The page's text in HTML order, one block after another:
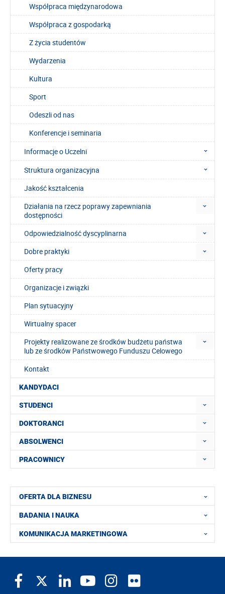
Współpraca międzynarodowa
Współpraca z gospodarką
Z życia studentów
Wydarzenia
Kultura
Sport
Odeszli od nas
Konferencje i seminaria
Informacje o Uczelni
Struktura organizacyjna
Jakość kształcenia
Działania na rzecz poprawy zapewniania
dostępności
Odpowiedzialność dyscyplinarna
Dobre praktyki
Oferty pracy
Organizacje i związki
Plan sytuacyjny
Wirtualny spacer
Projekty realizowane ze środków budżetu państwa
lub ze środków Państwowego Funduszu Celowego
Kontakt
KANDYDACI
STUDENCI
DOKTORANCI
ABSOLWENCI
PRACOWNICY
OFERTA DLA BIZNESU
BADANIA I NAUKA
KOMUNIKACJA MARKETINGOWA